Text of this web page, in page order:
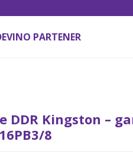
PARTENER
DDR Kingston –
8